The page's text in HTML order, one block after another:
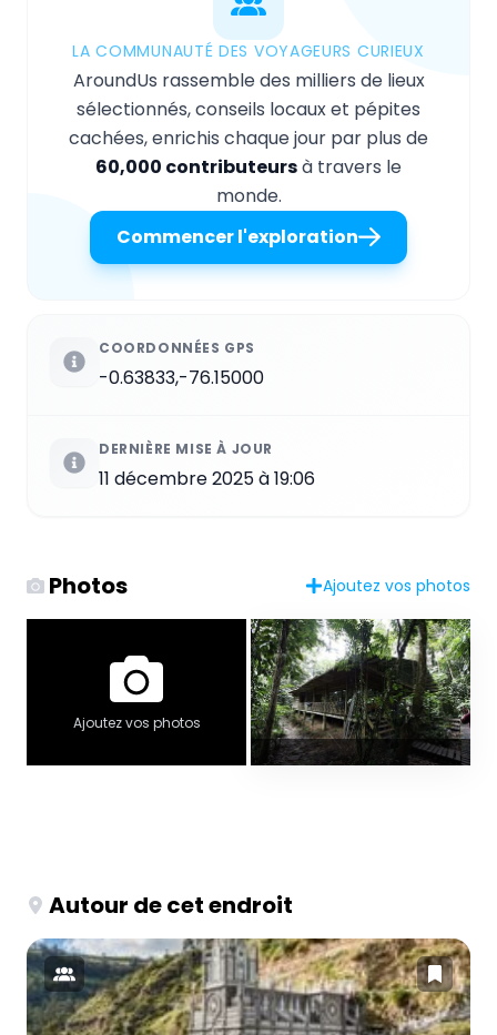
LA COMMUNAUTÉ DES VOYAGEURS CURIEUX
AroundUs rassemble des milliers de lieux
sélectionnés, conseils locaux et pépites
cachées, enrichis chaque jour par plus de
60,000 contributeursà travers le
monde.
Commencer l'exploration
COORDONNÉES GPS
-0.63833,-76.15000
DERNIÈRE MISE À JOUR
11 décembre 2025 à 19:06
Photos Ajoutez vos photos
Ajoutez vos photos
Autour de cet endroit